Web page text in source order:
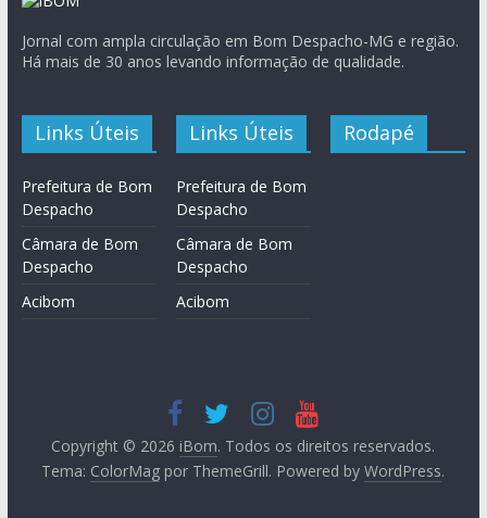
Jornal com ampla circulação em Bom Despacho-MG e região.
Há mais de 30 anos levando informação de qualidade.
Links Úteis
Prefeitura de Bom
Despacho
Câmara de Bom
Despacho
Acibom
Links Úteis
Prefeitura de Bom
Despacho
Câmara de Bom
Despacho
Acibom
Rodapé
Copyright © 2026 iBom. Todos os direitos reservados.
Tema: ColorMag por ThemeGrill. Powered byWordPress.